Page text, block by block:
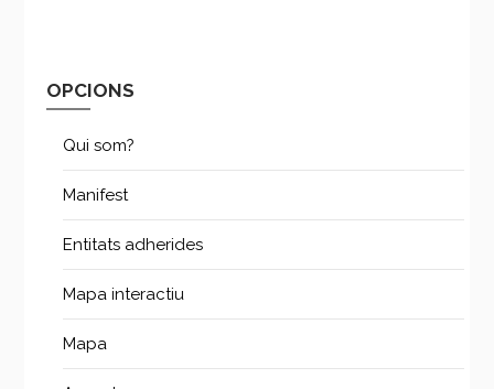
OPCIONS
Qui som?
Manifest
Entitats adherides
Mapa interactiu
Mapa